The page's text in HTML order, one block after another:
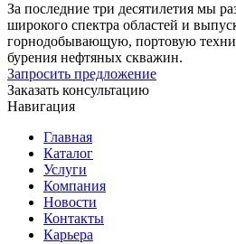
За последние три десятилетия мы
широкого спектра областей и
горнодобывающую, портовую
бурения нефтяных скважин.
Запросить предложение
Заказать консультацию
Навигация
Главная
Каталог
Услуги
Компания
Новости
Контакты
Карьера